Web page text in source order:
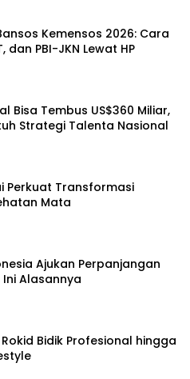
Kemensos 2026: Cara
dan PBI-JKN Lewat HP
Bisa Tembus US$360 Miliar,
Strategi Talenta Nasional
Perkuat Transformasi
Mata
Ajukan Perpanjangan
Ini Alasannya
Bidik Profesional hingga